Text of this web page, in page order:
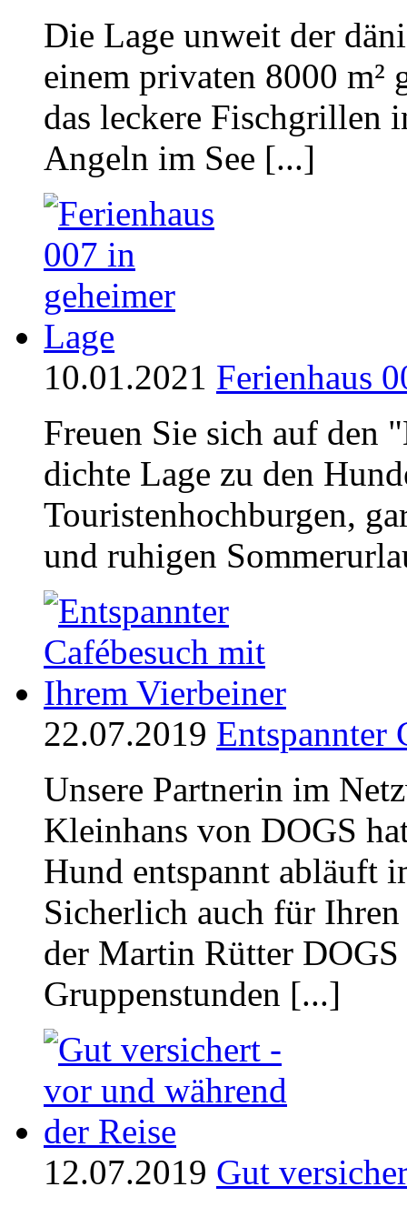
Die Lage unweit der
einem privaten 8000 m²
das leckere Fischgrillen
Angeln im See [...]
10.01.2021 Ferienhaus
Freuen Sie sich auf den
dichte Lage zu den
Touristenhochburgen,
und ruhigen
22.07.2019 Entspannter
Unsere Partnerin im
Kleinhans von DOGS
Hund entspannt abläuft
Sicherlich auch für
der Martin Rütter
Gruppenstunden [...]
12.07.2019 Gut